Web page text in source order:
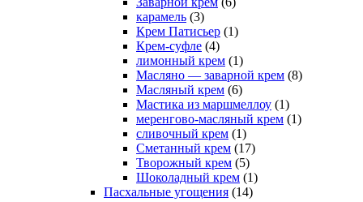
карамель (3)
Крем Патисьер (1)
Крем-суфле (4)
лимонный крем (1)
Масляно — заварной крем (8)
Масляный крем (6)
Мастика из маршмеллоу (1)
меренгово-масляный крем (1)
сливочный крем (1)
Сметанный крем (17)
Творожный крем (5)
Шоколадный крем (1)
Пасхальные угощения (14)